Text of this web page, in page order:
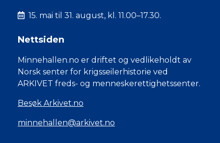
15. mai til 31. august, kl. 11.00–17.30.
Nettsiden
Minnehallen.no er driftet og vedlikeholdt av
Norsk senter for krigsseilerhistorie ved
ARKIVET freds- og menneskerettighetssenter.
Besøk Arkivet.no
minnehallen@arkivet.no